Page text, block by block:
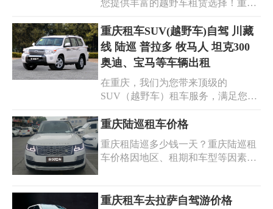
车之旅。快来预订，开启您的精彩行
程！
您提供丰富的越野车租赁选择！重庆
如坦克 300、哈弗 H6，还有丰田汉兰
达、普拉多、霸道、陆巡，以及路
虎、奔驰 G63 等。无论是征服崎岖山
路，还是畅享城市风光，我们的越野
车都能满足您的需求。专业的服务，
优质的车况，合理的价格。 重庆越野
野车出租，伴您征服每一段旅程。重
更激情！
重庆租车SUV(越野车)自驾 川藏
线 陆巡 普拉多 牧马人 坦克300
奥迪、宝马等车辆出租
在重庆，我们为您带来顶级的
SUV（越野车）租车服务，满足您自
线的壮丽，还是畅享自由驰骋的快
的陆巡、强劲的普拉多，到个性的牧
马人、热门的坦克 300，乃至豪华的
为您的自驾之旅保驾护航。重庆租车
重庆陆巡租车价格
重庆租陆巡多少钱一天？重庆陆巡租
车价格因地区、租期和车型等因素而
元之间浮动。具体的价格还需根据您
重庆租车去拉萨自驾游价格